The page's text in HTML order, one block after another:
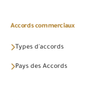
Accords commerciaux
Types d'accords
Pays des Accords